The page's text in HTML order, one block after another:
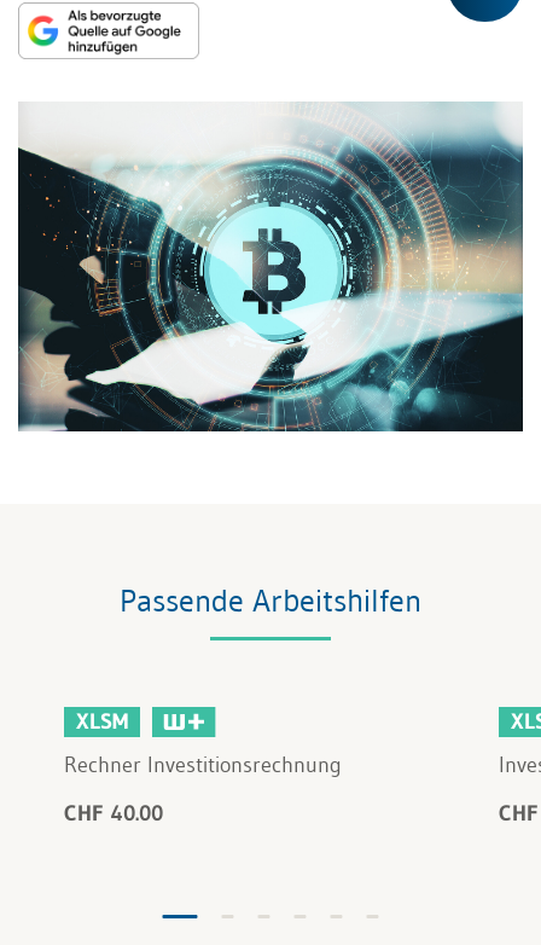
Passende Arbeitshilfen
XLSM
Rechner Investitionsrechnung
CHF 40.00